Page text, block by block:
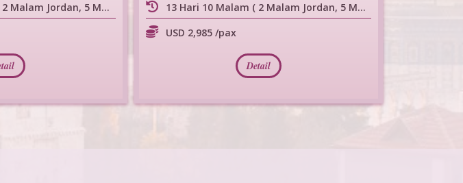
5 Malam Israel, 3 Malam Mesir )
13 Hari 10 Malam ( 2 Malam Jordan, 5 Malam Israel, 3 Malam Mesir )
USD 2,985 /pax
Detail